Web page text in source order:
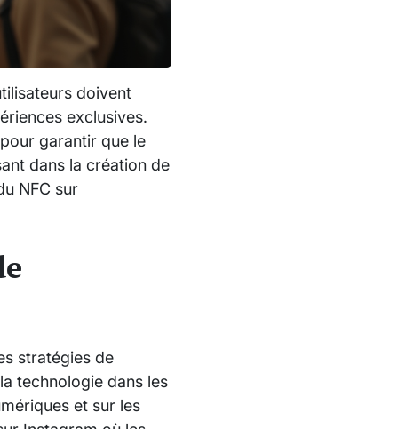
doivent
exclusives.
garantir que le
dans la création de
NFC sur
stratégies de
technologie dans les
et sur les